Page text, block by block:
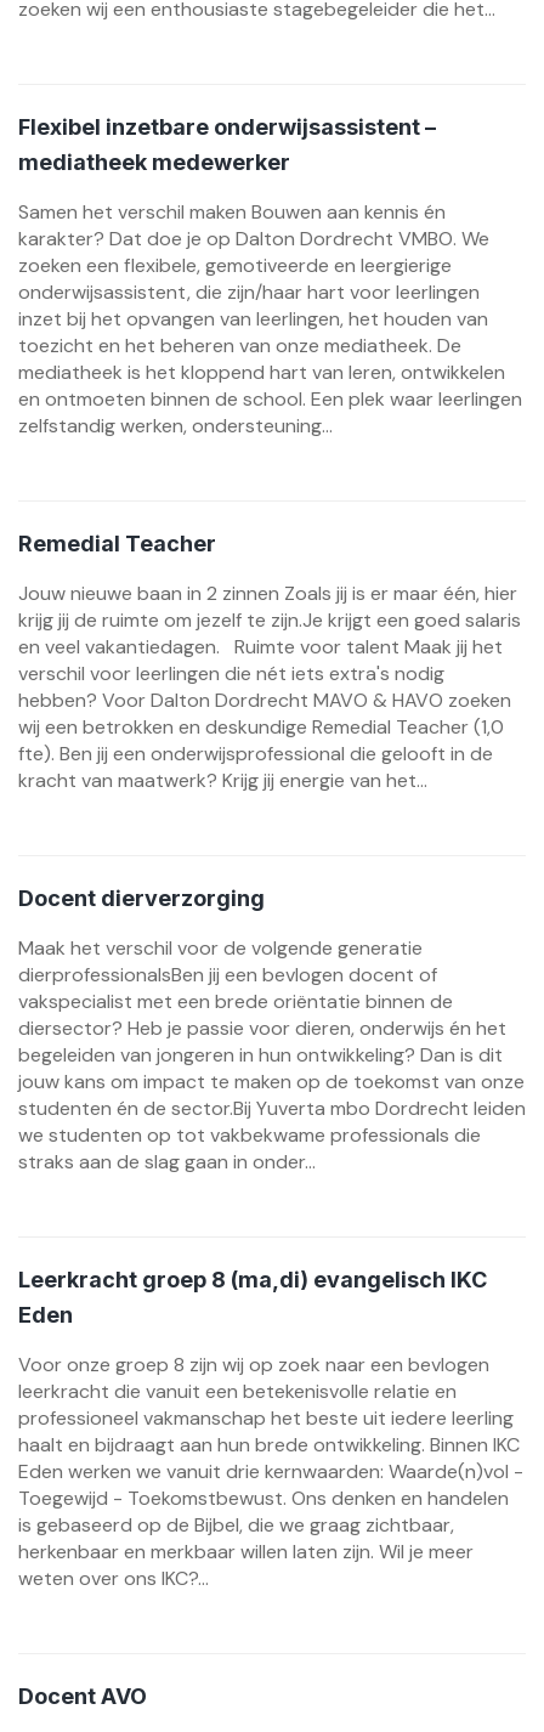
zoeken wij een enthousiaste stagebegeleider die het...
Flexibel inzetbare onderwijsassistent –
mediatheek medewerker
Samen het verschil maken Bouwen aan kennis én
karakter? Dat doe je op Dalton Dordrecht VMBO. We
zoeken een flexibele, gemotiveerde en leergierige
onderwijsassistent, die zijn/haar hart voor leerlingen
inzet bij het opvangen van leerlingen, het houden van
toezicht en het beheren van onze mediatheek. De
mediatheek is het kloppend hart van leren, ontwikkelen
en ontmoeten binnen de school. Een plek waar leerlingen
zelfstandig werken, ondersteuning...
Remedial Teacher
Jouw nieuwe baan in 2 zinnen Zoals jij is er maar één, hier
krijg jij de ruimte om jezelf te zijn.Je krijgt een goed salaris
en veel vakantiedagen. Ruimte voor talent Maak jij het
verschil voor leerlingen die nét iets extra's nodig
hebben? Voor Dalton Dordrecht MAVO & HAVO zoeken
wij een betrokken en deskundige Remedial Teacher (1,0
fte). Ben jij een onderwijsprofessional die gelooft in de
kracht van maatwerk? Krijg jij energie van het...
Docent dierverzorging
Maak het verschil voor de volgende generatie
dierprofessionalsBen jij een bevlogen docent of
vakspecialist met een brede oriëntatie binnen de
diersector? Heb je passie voor dieren, onderwijs én het
begeleiden van jongeren in hun ontwikkeling? Dan is dit
jouw kans om impact te maken op de toekomst van onze
studenten én de sector.Bij Yuverta mbo Dordrecht leiden
we studenten op tot vakbekwame professionals die
straks aan de slag gaan in onder...
Leerkracht groep 8 (ma,di) evangelisch IKC
Eden
Voor onze groep 8 zijn wij op zoek naar een bevlogen
leerkracht die vanuit een betekenisvolle relatie en
professioneel vakmanschap het beste uit iedere leerling
haalt en bijdraagt aan hun brede ontwikkeling. Binnen IKC
Eden werken we vanuit drie kernwaarden: Waarde(n)vol -
Toegewijd - Toekomstbewust. Ons denken en handelen
is gebaseerd op de Bijbel, die we graag zichtbaar,
herkenbaar en merkbaar willen laten zijn. Wil je meer
weten over ons IKC?...
Docent AVO